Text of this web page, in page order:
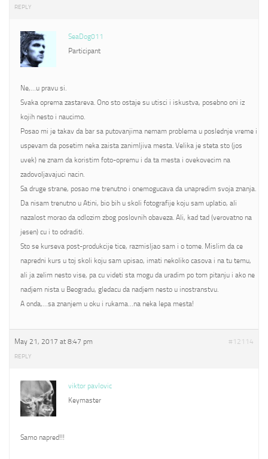
REPLY
SeaDog011
Participant
Ne,…u pravu si.
Svaka oprema zastareva. Ono sto ostaje su utisci i iskustva, posebno oni iz
kojih nesto i naucimo.
Posao mi je takav da bar sa putovanjima nemam problema u poslednje vreme i
uspevam da posetim neka zaista zanimljiva mesta. Velika je steta sto (jos
uvek) ne znam da koristim foto-opremu i da ta mesta i ovekovecim na
zadovoljavajuci nacin.
Sa druge strane, posao me trenutno i onemogucava da unapredim svoja znanja.
Da nisam trenutno u Atini, bio bih u skoli fotografije koju sam uplatio, ali
nazalost morao da odlozim zbog poslovnih obaveza. Ali, kad tad (verovatno na
jesen) cu i to odraditi.
Sto se kurseva post-produkcije tice, razmisljao sam i o tome. Mislim da ce
napredni kurs u toj skoli koju sam upisao, imati nekoliko casova i na tu temu,
ali ja zelim nesto vise, pa cu videti sta mogu da uradim po tom pitanju i ako ne
nadjem nista u Beogradu, gledacu da nadjem nesto u inostranstvu.
A onda,…sa znanjem u oku i rukama…na neka lepa mesta!
May 21, 2017 at 8:47 pm #12114
REPLY
viktor pavlovic
Keymaster
Samo napred!!!